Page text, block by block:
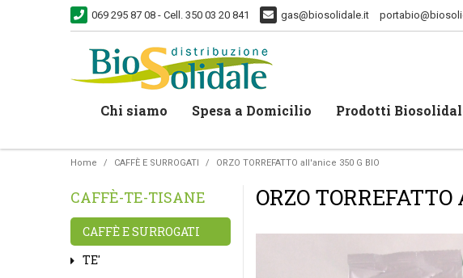
069 295 87 08 - Cell. 350 03 20 841 gas@biosolidale.it
Chi siamo Spesa a Domicilio Prodotti
Home CAFFÈ E SURROGATI ORZO TORREFATTO all'anice 350 G BIO
CAFFÈ-TE-TISANE
CAFFÈ E SURROGATI
TE'
ORZO